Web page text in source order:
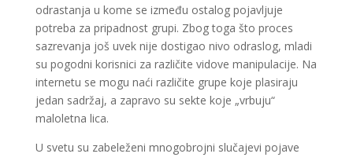
odrastanja u kome se između ostalog pojavljuje
potreba za pripadnost grupi. Zbog toga što proces
sazrevanja još uvek nije dostigao nivo odraslog, mladi
su pogodni korisnici za različite vidove manipulacije. Na
internetu se mogu naći različite grupe koje plasiraju
jedan sadržaj, a zapravo su sekte koje „vrbuju“
maloletna lica.
U svetu su zabeleženi mnogobrojni slučajevi pojave